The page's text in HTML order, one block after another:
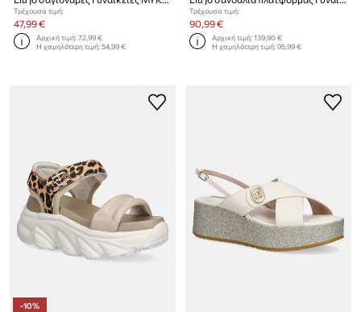
Τρέχουσα τιμή:
47,99 €
Αρχική τιμή:72,99 €
Η χαμηλότερη τιμή:54,99 €
Τρέχουσα τιμή:
90,99 €
Αρχική τιμή:139,90 €
Η χαμηλότερη τιμή:95,99 €
-10%